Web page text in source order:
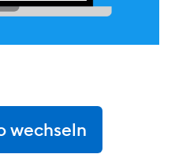
wechseln